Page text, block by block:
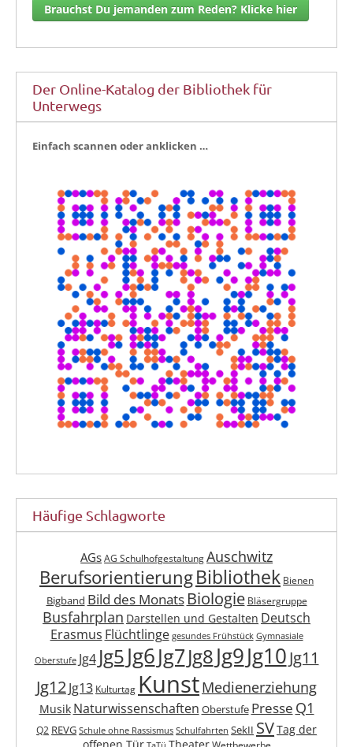
Brauchst Du jemanden zum Reden? Klicke hier
Der Online-Katalog der Bibliothek für
Unterwegs
Ein­fach scan­nen oder anklicken …
Häufige Schlagworte
AGs AG Schulhofgestaltung Auschwitz
BerufsorientierungBibliothek Bienen
Bigband Bild des Monats Biologie Bläsergruppe
Busfahrplan Darstellen und Gestalten Deutsch
Erasmus Flüchtlinge gesundes Frühstück Gymnasiale
Oberstufe Jg4 Jg5Jg6Jg7Jg8Jg9Jg10Jg11
Jg12Jg13 Kulturtag KunstMedienerziehung
Musik Naturwissenschaften Oberstufe Presse Q1
Q2 REVG Schule ohne Rassismus Schulfahrten SekII SVTag der